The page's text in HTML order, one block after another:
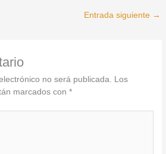
Entrada siguiente →
no será publicada. Los
marcados con*